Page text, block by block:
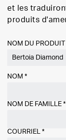
et les
produits
NOM DU PRODUIT
NOM *
NOM DE FAMILLE *
COURRIEL *